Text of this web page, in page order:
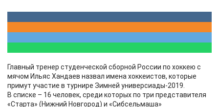
Главный тренер студенческой сборной России по хоккею с
мячом Ильяс Хандаев назвал имена хоккеистов, которые
примут участие в турнире Зимней универсиады-2019.
В списке – 16 человек, среди которых по три представителя
«Старта» (Нижний Новгород) и «Сибсельмаша»